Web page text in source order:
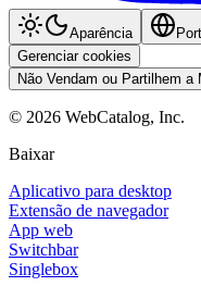
Aparência
Gerenciar cookies
Não Vendam ou Partilhem
© 2026 WebCatalog, Inc.
Baixar
Aplicativo para desktop
Extensão de navegador
App web
Switchbar
Singlebox